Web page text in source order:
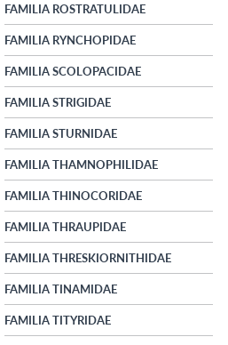
FAMILIA ROSTRATULIDAE
FAMILIA RYNCHOPIDAE
FAMILIA SCOLOPACIDAE
FAMILIA STRIGIDAE
FAMILIA STURNIDAE
FAMILIA THAMNOPHILIDAE
FAMILIA THINOCORIDAE
FAMILIA THRAUPIDAE
FAMILIA THRESKIORNITHIDAE
FAMILIA TINAMIDAE
FAMILIA TITYRIDAE